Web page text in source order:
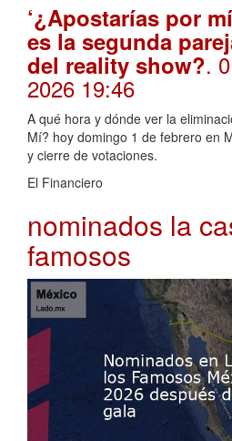
‘¿Apostarías por
es la segunda
del reality show?.
2026 19:46
A qué hora y dónde ver la
Mí? hoy domingo 1 de febrero en
y cierre de votaciones.
El Financiero
nominados la
famosos